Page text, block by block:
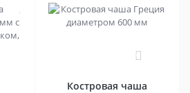
0
Костровая чаша